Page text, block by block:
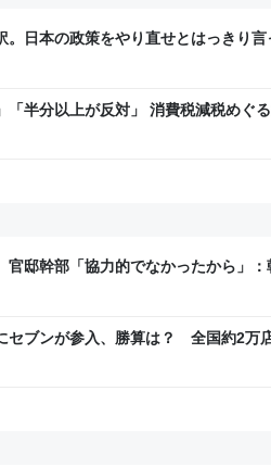
日本の政策をやり直せとはっきり言
「半分以上が反対」 消費税減税めぐ
【スポットライト】｜FNNプライム
邸幹部「協力的でなかったから」：
セブンが参入、勝算は？ 全国約2万